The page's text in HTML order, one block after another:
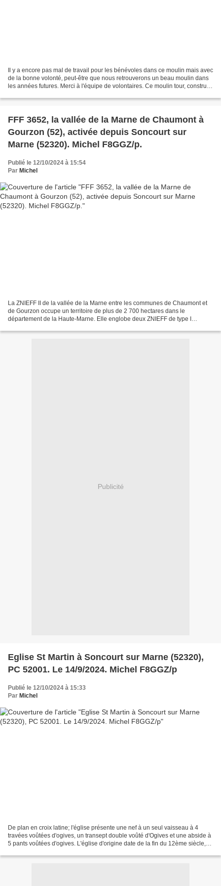
Il y a encore pas mal de travail pour les bénévoles dans ce moulin mais avec
de la bonne volonté, peut-être que nous retrouverons un beau moulin dans
les années futures. Merci à l'équipe de volontaires. Ce moulin tour, construit
FFF 3652, la vallée de la Marne de Chaumont à
Gourzon (52), activée depuis Soncourt sur
Marne (52320). Michel F8GGZ/p.
Publié le 12/10/2024 à 15:54
Par Michel
La ZNIEFF II de la vallée de la Marne entre les communes de Chaumont et
de Gourzon occupe un territoire de plus de 2 700 hectares dans le
département de la Haute-Marne. Elle englobe deux ZNIEFF de type I
Publicité
Eglise St Martin à Soncourt sur Marne (52320),
PC 52001. Le 14/9/2024. Michel F8GGZ/p
Publié le 12/10/2024 à 15:33
Par Michel
De plan en croix latine; l'église présente une nef à un seul vaisseau à 4
travées voûtées d'ogives, un transept double voûté d'Ogives et une abside à
5 pants voûtées d'ogives. L'église d'origine date de la fin du 12ème siècle,